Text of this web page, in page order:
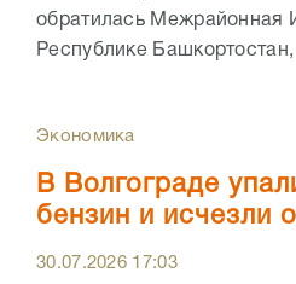
обратилась
Республике
Экономика
В Волгограде
бензин и исчезли
30.07.2026 17:03